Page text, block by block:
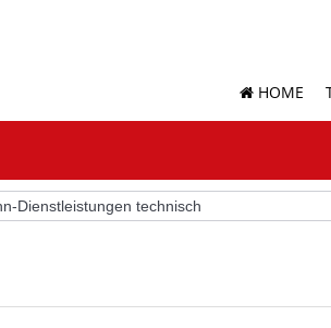
HOME
Dienstleistungen technisch